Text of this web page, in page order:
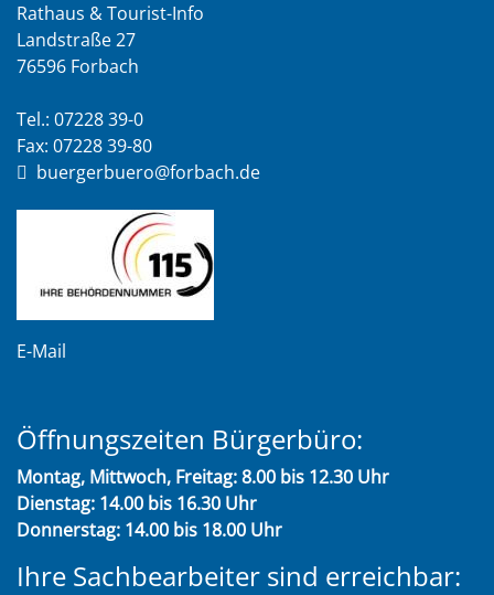
Rathaus & Tourist-Info
Landstraße 27
76596 Forbach
Tel.: 07228 39-0
Fax: 07228 39-80
buergerbuero@forbach.de
E-Mail
Öffnungszeiten Bürgerbüro:
Montag, Mittwoch, Freitag: 8.00 bis 12.30 Uhr
Dienstag: 14.00 bis 16.30 Uhr
Donnerstag: 14.00 bis 18.00 Uhr
Ihre Sachbearbeiter sind erreichbar: